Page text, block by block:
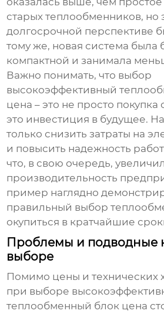
старых теплообменников, но
долгосрочной перспективе
тому же, новая система была
компактной и занимала
Важно понимать, что выбор
высокоэффективный
цена – это не просто
это инвестиция в будущее.
только снизить затраты на
и повысить надежность
что, в свою очередь,
производительность
пример наглядно
правильный выбор
окупиться в кратчайшие
Проблемы и подводные
выборе
Помимо цены и технических
при выборе
теплообменный блок цена